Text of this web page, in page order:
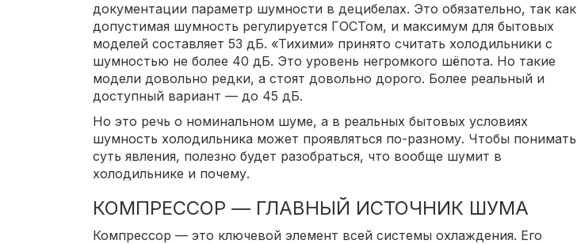
документации параметр шумности в децибелах. Это обязательно, так как
допустимая шумность регулируется ГОСТом, и максимум для бытовых
моделей составляет 53 дБ. «Тихими» принято считать холодильники с
шумностью не более 40 дБ. Это уровень негромкого шёпота. Но такие
модели довольно редки, а стоят довольно дорого. Более реальный и
доступный вариант — до 45 дБ.
Но это речь о номинальном шуме, а в реальных бытовых условиях
шумность холодильника может проявляться по-разному. Чтобы понимать
суть явления, полезно будет разобраться, что вообще шумит в
холодильнике и почему.
КОМПРЕССОР — ГЛАВНЫЙ ИСТОЧНИК ШУМА
Компрессор — это ключевой элемент всей системы охлаждения. Его